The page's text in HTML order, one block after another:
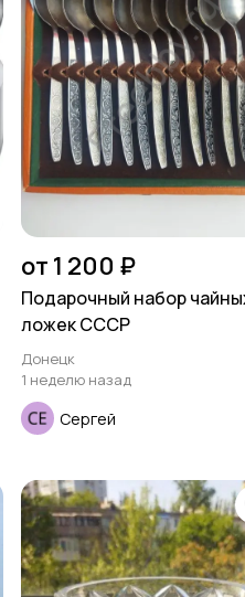
от 1 200 ₽
Подарочный набор
ложек СССР
Донецк
1 неделю назад
Сергей